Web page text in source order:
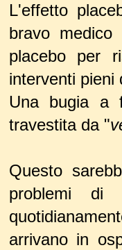
L'effetto
bravo
placebo per
interventi pieni
Una bugia a
travestita da "
Questo
problemi di
arrivano in